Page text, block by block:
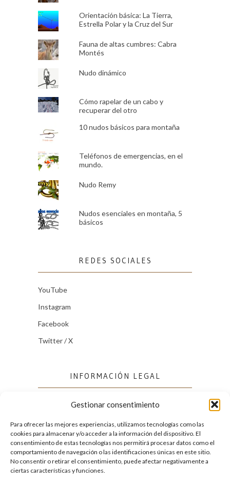
Gestionar consentimiento
Para ofrecer las mejores experiencias, utilizamos tecnologías como las
cookies para almacenar y/o acceder a la información del dispositivo. El
consentimiento de estas tecnologías nos permitirá procesar datos como el
comportamiento de navegación o las identificaciones únicas en este sitio.
No consentir o retirar el consentimiento, puede afectar negativamente a
ciertas características y funciones.
Orientación básica: La Tierra,
Estrella Polar y la Cruz del Sur
Fauna de altas cumbres: Cabra
Montés
Nudo dinámico
Cómo rapelar de un cabo y
recuperar del otro
10 nudos básicos para montaña
Teléfonos de emergencias, en el
mundo.
Nudo Remy
Nudos esenciales en montaña, 5
básicos
REDES SOCIALES
YouTube
Instagram
Facebook
Twitter / X
INFORMACIÓN LEGAL
Política de cookies (UE)
Política de privacidad
FACEBOOK